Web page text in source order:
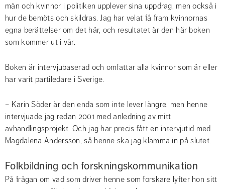
män och kvinnor i politiken upplever sina uppdrag, men också i
hur de bemöts och skildras. Jag har velat få fram kvinnornas
egna berättelser om det här, och resultatet är den här boken
som kommer ut i vår.
Boken är intervjubaserad och omfattar alla kvinnor som är eller
har varit partiledare i Sverige.
– Karin Söder är den enda som inte lever längre, men henne
intervjuade jag redan 2001 med anledning av mitt
avhandlingsprojekt. Och jag har precis fått en intervjutid med
Magdalena Andersson, så henne ska jag klämma in på slutet.
Folkbildning och forskningskommunikation
På frågan om vad som driver henne som forskare lyfter hon sitt